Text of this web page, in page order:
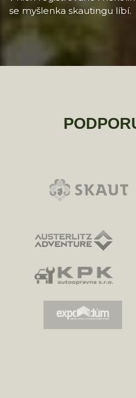
se myšlenka skautingu líbí.